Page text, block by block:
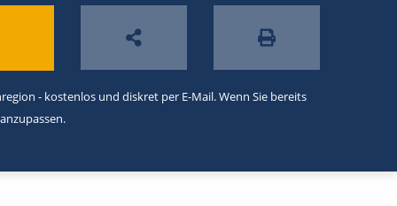
- kostenlos und diskret per E-Mail. Wenn Sie bereits